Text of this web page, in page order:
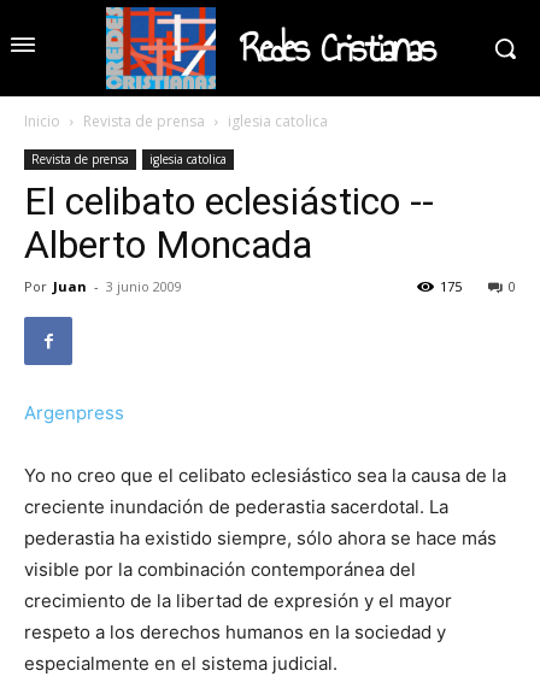
Redes Cristianas
Inicio Revista de prensa iglesia catolica
Revista de prensa iglesia catolica
El celibato eclesiástico --
Alberto Moncada
Por Juan - 3 junio 2009 0
175
Argenpress
Yo no creo que el celibato eclesiástico sea la causa de la
creciente inundación de pederastia sacerdotal. La
pederastia ha existido siempre, sólo ahora se hace más
visible por la combinación contemporánea del
crecimiento de la libertad de expresión y el mayor
respeto a los derechos humanos en la sociedad y
especialmente en el sistema judicial.